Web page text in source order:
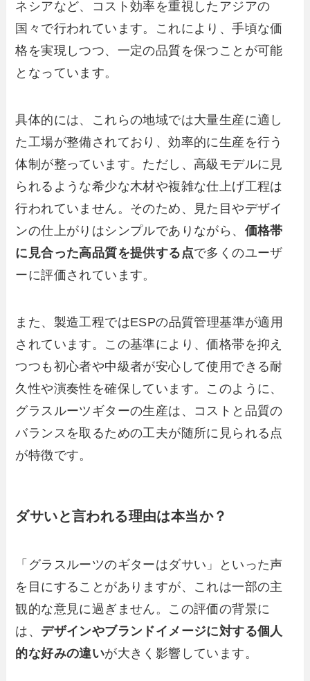
ネシアなど、コスト効率を重視したアジアの
国々で行われています。これにより、手頃な価
格を実現しつつ、一定の品質を保つことが可能
となっています。
具体的には、これらの地域では大量生産に適し
た工場が整備されており、効率的に生産を行う
体制が整っています。ただし、高級モデルに見
られるような希少な木材や複雑な仕上げ工程は
行われていません。そのため、見た目やデザイ
ンの仕上がりはシンプルでありながら、 価格帯
に見合った高品質を提供する点で多くのユーザ
ーに評価されています。
また、製造工程ではESPの品質管理基準が適用
されています。この基準により、価格帯を抑え
つつも初心者や中級者が安心して使用できる耐
久性や演奏性を確保しています。このように、
グラスルーツギターの生産は、コストと品質の
バランスを取るための工夫が随所に見られる点
が特徴です。
ダサいと言われる理由は本当か？
「グラスルーツのギターはダサい」といった声
を目にすることがありますが、これは一部の主
観的な意見に過ぎません。この評価の背景に
は、 デザインやブランドイメージに対する個人
的な好みの違いが大きく影響しています。